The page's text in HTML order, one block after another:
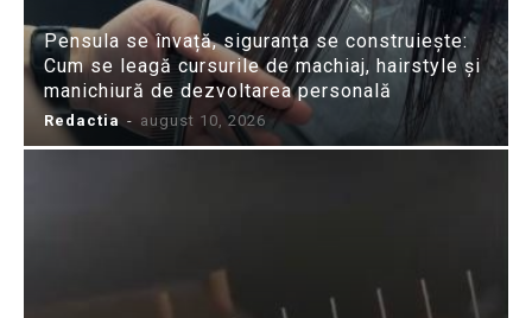
Pensula se învață, siguranța se construiește:
Cum se leagă cursurile de machiaj, hairstyle și
manichiură de dezvoltarea personală
Redactia - august 10, 2026